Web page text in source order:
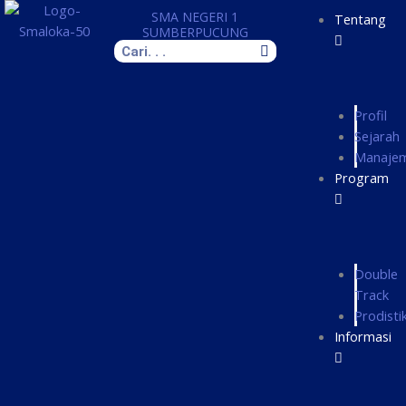
Skip
SMA NEGERI 1
SUMBERPUCUNG
Search
Tentang
Profil
Sejarah
Program
Double
Track
Informasi